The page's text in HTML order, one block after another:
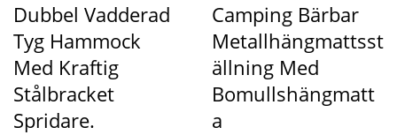
Dubbel Vadderad
Tyg Hammock
Med Kraftig
Stålbracket
Spridare.
Camping Bärbar
Metallhängmattsst
Ällning Med
Bomullshängmatt
A